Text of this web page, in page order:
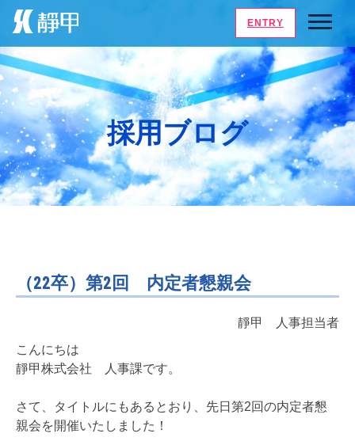
ENTRY
採用ブログ
（22卒）第2回 内定者懇親会
靜甲 人事担当者
こんにちは
靜甲株式会社 人事課です。
さて、タイトルにもあるとおり、先日第2回の内定者懇
親会を開催いたしました！